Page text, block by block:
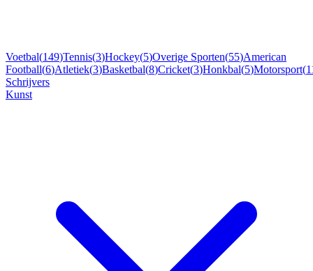
Voetbal(149)Tennis(3)Hockey(5)Overige Sporten(55)American
Football(6)Atletiek(3)Basketbal(8)Cricket(3)Honkbal(5)Motorsport(
Schrijvers
Kunst